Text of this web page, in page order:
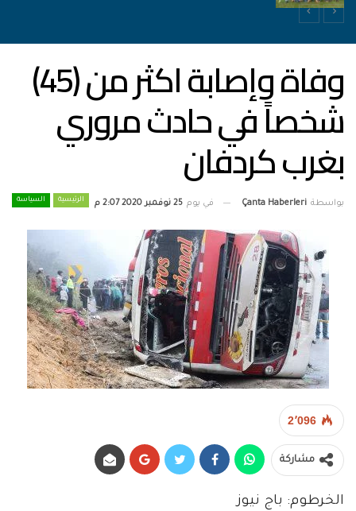
وفاة وإصابة اكثر من (45)
شخصاً في حادث مروري
بغرب كردفان
الرئيسية السياسة بواسطة Çanta Haberleri في يوم 25 نوفمبر 2020 2:07 م
2٬096
مشاركة
الخرطوم: باج نيوز